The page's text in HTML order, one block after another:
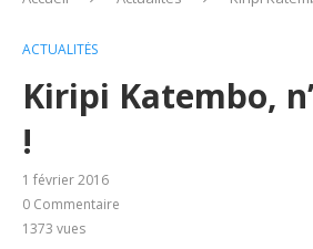
ACTUALITÉS
Kiripi Katembo,
!
1 février 2016
0 Commentaire
1373 vues